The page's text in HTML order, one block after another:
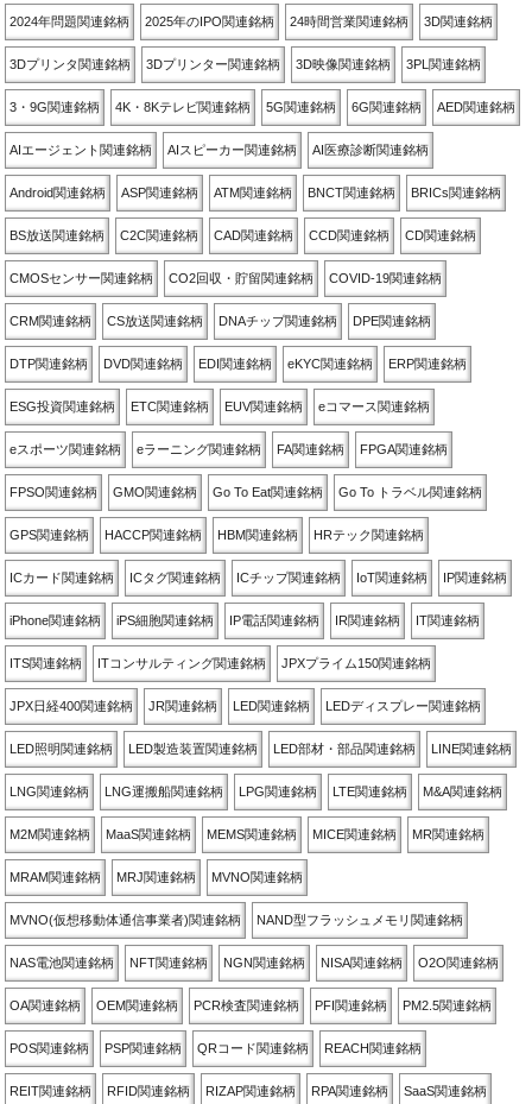
2024年問題関連銘柄 2025年のIPO関連銘柄 24時間営業関連銘柄 3D関連銘柄
3Dプリンタ関連銘柄 3Dプリンター関連銘柄 3D映像関連銘柄 3PL関連銘柄
3・9G関連銘柄 4K・8Kテレビ関連銘柄 5G関連銘柄 6G関連銘柄 AED関連銘柄
AIエージェント関連銘柄 AIスピーカー関連銘柄 AI医療診断関連銘柄
Android関連銘柄 ASP関連銘柄 ATM関連銘柄 BNCT関連銘柄 BRICs関連銘柄
BS放送関連銘柄 C2C関連銘柄 CAD関連銘柄 CCD関連銘柄 CD関連銘柄
CMOSセンサー関連銘柄 CO2回収・貯留関連銘柄 COVID-19関連銘柄
CRM関連銘柄 CS放送関連銘柄 DNAチップ関連銘柄 DPE関連銘柄
DTP関連銘柄 DVD関連銘柄 EDI関連銘柄 eKYC関連銘柄 ERP関連銘柄
ESG投資関連銘柄 ETC関連銘柄 EUV関連銘柄 eコマース関連銘柄
eスポーツ関連銘柄 eラーニング関連銘柄 FA関連銘柄 FPGA関連銘柄
FPSO関連銘柄 GMO関連銘柄 Go To Eat関連銘柄 Go To トラベル関連銘柄
GPS関連銘柄 HACCP関連銘柄 HBM関連銘柄 HRテック関連銘柄
ICカード関連銘柄 ICタグ関連銘柄 ICチップ関連銘柄 IoT関連銘柄 IP関連銘柄
iPhone関連銘柄 iPS細胞関連銘柄 IP電話関連銘柄 IR関連銘柄 IT関連銘柄
ITS関連銘柄 ITコンサルティング関連銘柄 JPXプライム150関連銘柄
JPX日経400関連銘柄 JR関連銘柄 LED関連銘柄 LEDディスプレー関連銘柄
LED照明関連銘柄 LED製造装置関連銘柄 LED部材・部品関連銘柄 LINE関連銘柄
LNG関連銘柄 LNG運搬船関連銘柄 LPG関連銘柄 LTE関連銘柄 M&A関連銘柄
M2M関連銘柄 MaaS関連銘柄 MEMS関連銘柄 MICE関連銘柄 MR関連銘柄
MRAM関連銘柄 MRJ関連銘柄 MVNO関連銘柄
MVNO(仮想移動体通信事業者)関連銘柄 NAND型フラッシュメモリ関連銘柄
NAS電池関連銘柄 NFT関連銘柄 NGN関連銘柄 NISA関連銘柄 O2O関連銘柄
OA関連銘柄 OEM関連銘柄 PCR検査関連銘柄 PFI関連銘柄 PM2.5関連銘柄
POS関連銘柄 PSP関連銘柄 QRコード関連銘柄 REACH関連銘柄
REIT関連銘柄 RFID関連銘柄 RIZAP関連銘柄 RPA関連銘柄 SaaS関連銘柄